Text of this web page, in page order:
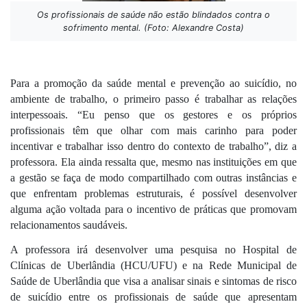
Os profissionais de saúde não estão blindados contra o
sofrimento mental. (Foto: Alexandre Costa)
Para a promoção da saúde mental e prevenção ao suicídio, no
ambiente de trabalho, o primeiro passo é trabalhar as relações
interpessoais. “Eu penso que os gestores e os próprios
profissionais têm que olhar com mais carinho para poder
incentivar e trabalhar isso dentro do contexto de trabalho”, diz a
professora. Ela ainda ressalta que, mesmo nas instituições em que
a gestão se faça de modo compartilhado com outras instâncias e
que enfrentam problemas estruturais, é possível desenvolver
alguma ação voltada para o incentivo de práticas que promovam
relacionamentos saudáveis.
A professora irá desenvolver uma pesquisa no Hospital de
Clínicas de Uberlândia (HCU/UFU) e na Rede Municipal de
Saúde de Uberlândia que visa a analisar sinais e sintomas de risco
de suicídio entre os profissionais de saúde que apresentam